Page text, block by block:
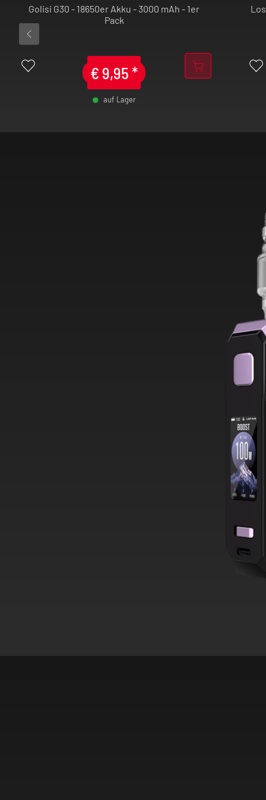
Mit USB-C Fast Charging (2A) und einem
anspruchsvolle Dampfer, die Wert auf
Performance legen.
€9,95*
auf Lager
Golisi G30 - 18650er Akku - 3000 mAh - 1er
Pack